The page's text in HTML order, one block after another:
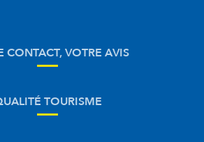
CONTACT, VOTRE AVIS
TOURISME